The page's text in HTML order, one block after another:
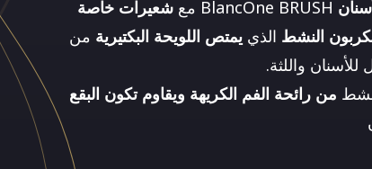
شعيرات خاصة
النشط الذي يمتص اللويحة البكتيرية من
واللثة.
من رائحة الفم الكريهة ويقاوم تكون البقع